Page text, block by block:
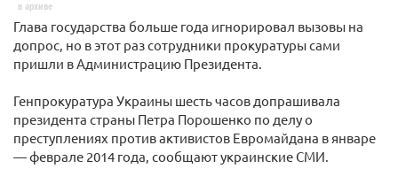
в архиве
Глава государства больше года игнорировал вызовы на
допрос, но в этот раз сотрудники прокуратуры сами
пришли в Администрацию Президента.
Генпрокуратура Украины шесть часов допрашивала
президента страны Петра Порошенко по делу о
преступлениях против активистов Евромайдана в январе
— феврале 2014 года, сообщают украинские СМИ.